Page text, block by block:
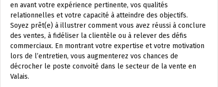
en avant votre expérience pertinente, vos qualités
relationnelles et votre capacité à atteindre des objectifs.
Soyez prêt(e) à illustrer comment vous avez réussi à conclure
des ventes, à fidéliser la clientèle ou à relever des défis
commerciaux. En montrant votre expertise et votre motivation
lors de l’entretien, vous augmenterez vos chances de
décrocher le poste convoité dans le secteur de la vente en
Valais.